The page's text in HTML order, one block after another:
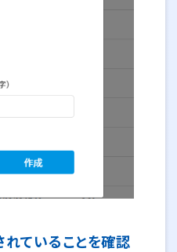
ていることを確認